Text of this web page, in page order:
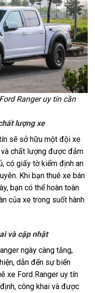
Ranger uy tín cần
lượng xe
sẽ sở hữu một đội xe
chất lượng được đảm
có giấy tờ kiểm định an
Khi bạn thuê xe bán
bạn có thể hoàn toàn
của xe trong suốt hành
và cập nhật
ngày càng tăng,
dẫn đến sự biến
xe Ford Ranger uy tín
công khai và được